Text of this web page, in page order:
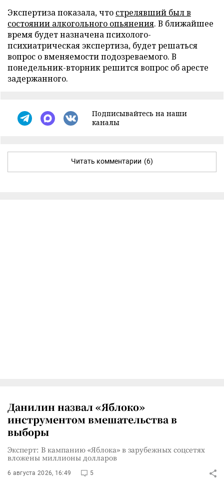
Экспертиза показала, что стрелявший был в
состоянии алкогольного опьянения. В ближайшее
время будет назначена психолого-
психиатрическая экспертиза, будет решаться
вопрос о вменяемости подозреваемого. В
понедельник-вторник решится вопрос об аресте
задержанного.
Подписывайтесь на наши
каналы
Читать комментарии (6)
Данилин назвал «Яблоко»
инструментом вмешательства в
выборы
Эксперт: В кампанию «Яблока» в зарубежных соцсетях
вложены миллионы долларов
6 августа 2026, 16:49 5